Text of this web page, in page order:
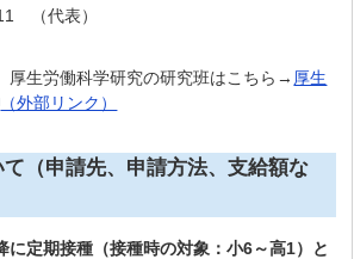
代表）
厚生労働科学研究の研究班はこちら→ 厚生
（外部リンク）
（申請先、申請方法、支給額な
定期接種（接種時の対象：小6～高1）と